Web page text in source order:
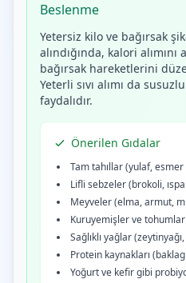
Beslenme
Yetersiz kilo ve bağırsak
alındığında, kalori
bağırsak hareketlerini
Yeterli sıvı alımı da
faydalıdır.
Önerilen Gıdalar
Tam tahıllar (yulaf,
Lifli sebzeler (brokoli,
Meyveler (elma, armut,
Kuruyemişler ve tohumlar
Sağlıklı yağlar
Protein kaynakları
Yoğurt ve kefir gibi